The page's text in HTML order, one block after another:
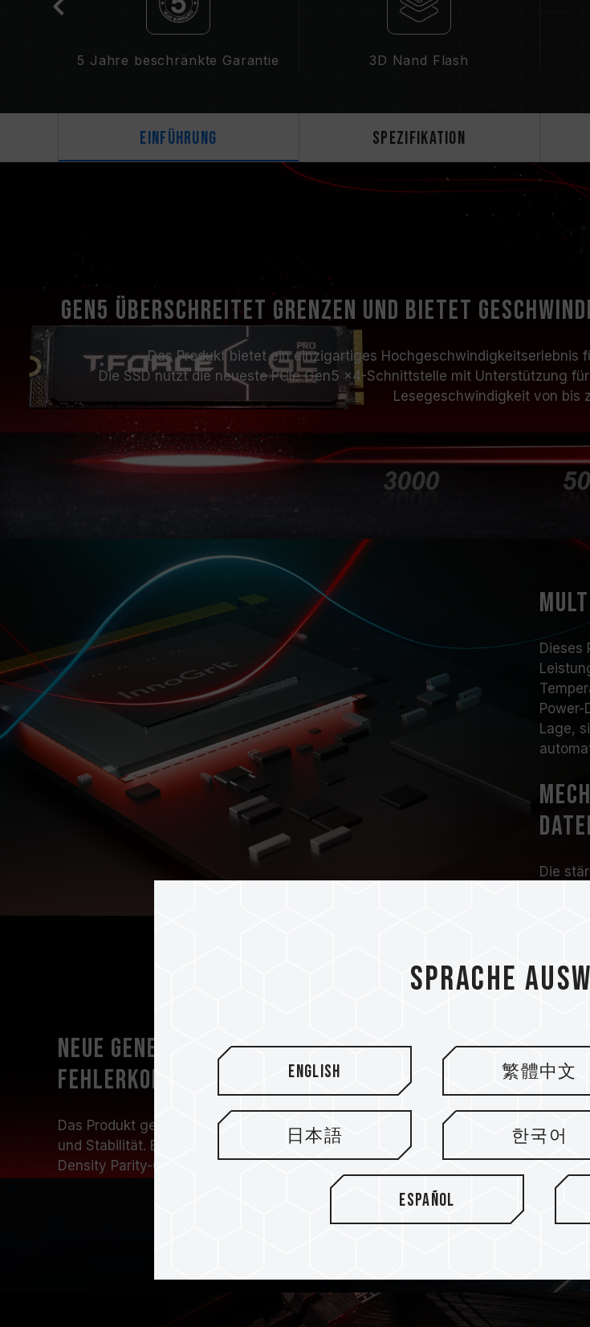
5 Jahre beschränkte Garantie 3D Nand Flash
Einführung Spezifikation
Gen5 überschreitet Grenzen und bietet
Das Produkt bietet ein einzigartiges Hochgeschwindigkeitserlebnis
Die SSD nutzt die neueste PCIe Gen5 x4-Schnittstelle mit Unterstützung
Lesegeschwindigkeit von bis
Dieses
Lage,
Die
Das
Neue Generation der
Fehlerkorrekturtechnologie
Das Produkt gewährleistet Datengenauigkeit mit hervorragender Leistung
und Stabilität. Es verwendet die brandneue 4K-LDPC-Technologie (Low-
Density Parity-Check Code), um die Lebensdauer der SSD zu verlängern.
Sprache
English 繁體中文
日本語 한국어
Español